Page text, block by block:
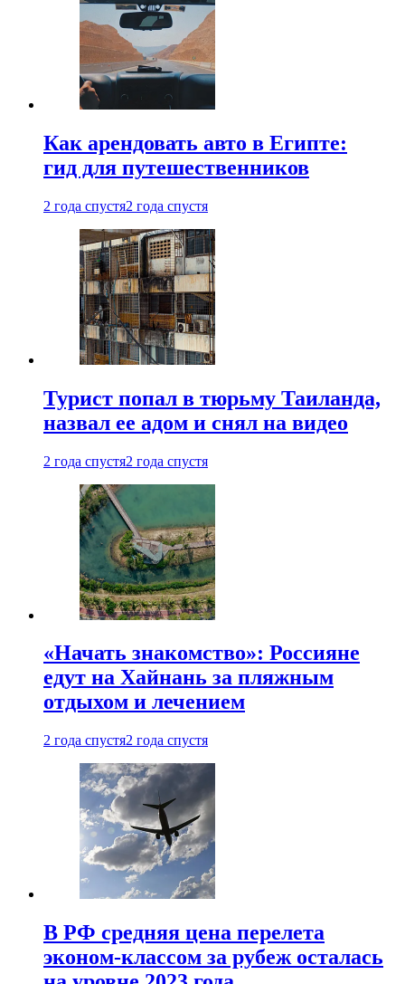
Как арендовать авто в Египте:
гид для путешественников
2 года спустя2 года спустя
Турист попал в тюрьму Таиланда,
назвал ее адом и снял на видео
2 года спустя2 года спустя
«Начать знакомство»: Россияне
едут на Хайнань за пляжным
отдыхом и лечением
2 года спустя2 года спустя
В РФ средняя цена перелета
эконом-классом за рубеж осталась